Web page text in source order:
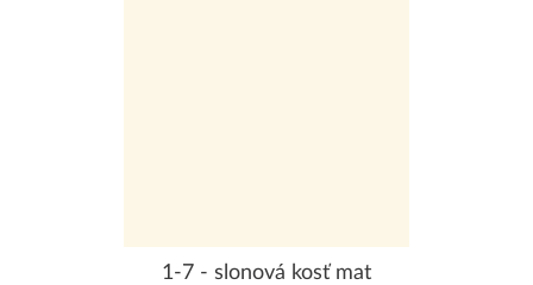
1-7 - slonová kosť mat